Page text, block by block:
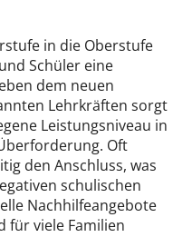
in die Oberstufe
Schüler eine
dem neuen
Lehrkräften sorgt
Leistungsniveau in
Oft
den Anschluss, was
schulischen
Nachhilfeangebote
für viele Familien